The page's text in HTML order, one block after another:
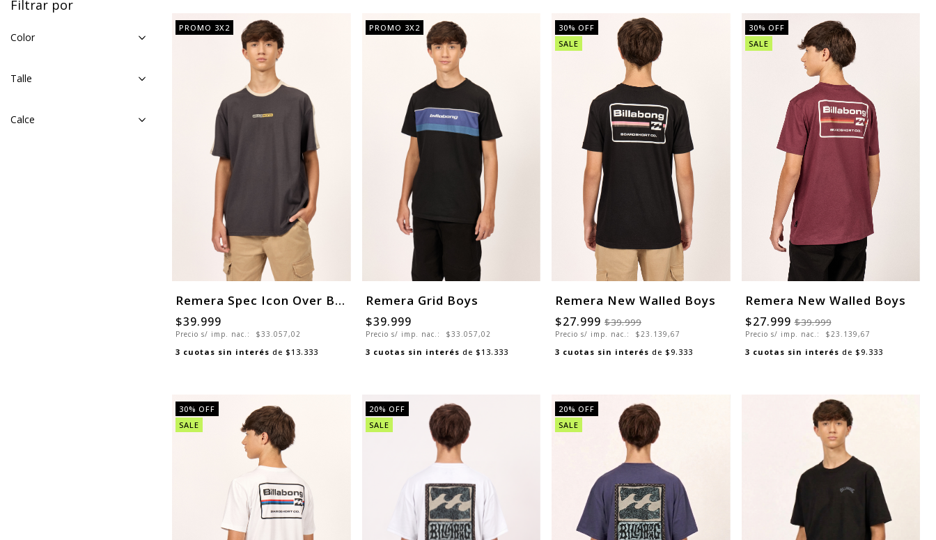
Filtrar por
Color
Talle
Calce
PROMO 3X2
Remera Spec Icon Over Boys
$39.999
Precio s/ imp. nac.: $33.057,02
3 cuotas sin interés de $13.333
PROMO 3X2
Remera Grid Boys
$39.999
Precio s/ imp. nac.: $33.057,02
3 cuotas sin interés de $13.333
30% OFF
SALE
Remera New Walled Boys
$27.999 $39.999
Precio s/ imp. nac.: $23.139,67
3 cuotas sin interés de $9.333
30% OFF
SALE
Remera New Walled Boys
$27.999$39.999
Precio s/ imp. nac.: $23.139,67
3 cuotas sin interés de $9.333
30% OFF
SALE
20% OFF
SALE
20% OFF
SALE